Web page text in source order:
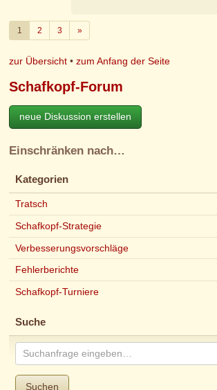
1 2 3 »Weiter
zur Übersicht •zum Anfang der Seite
Schafkopf-Forum
neue Diskussion erstellen
Einschränken nach…
Kategorien
Tratsch
Schafkopf-Strategie
Verbesserungsvorschläge
Fehlerberichte
Schafkopf-Turniere
Suche
Suchen